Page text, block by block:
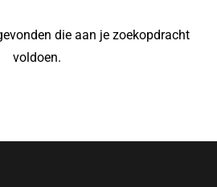
die aan je zoekopdracht
voldoen.